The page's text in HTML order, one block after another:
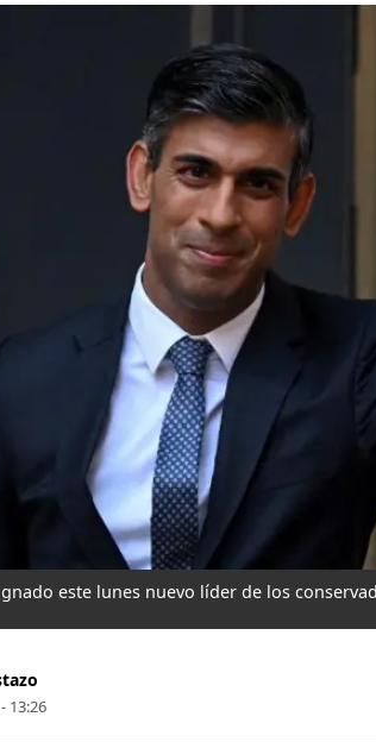
este lunes nuevo líder de los
13:26